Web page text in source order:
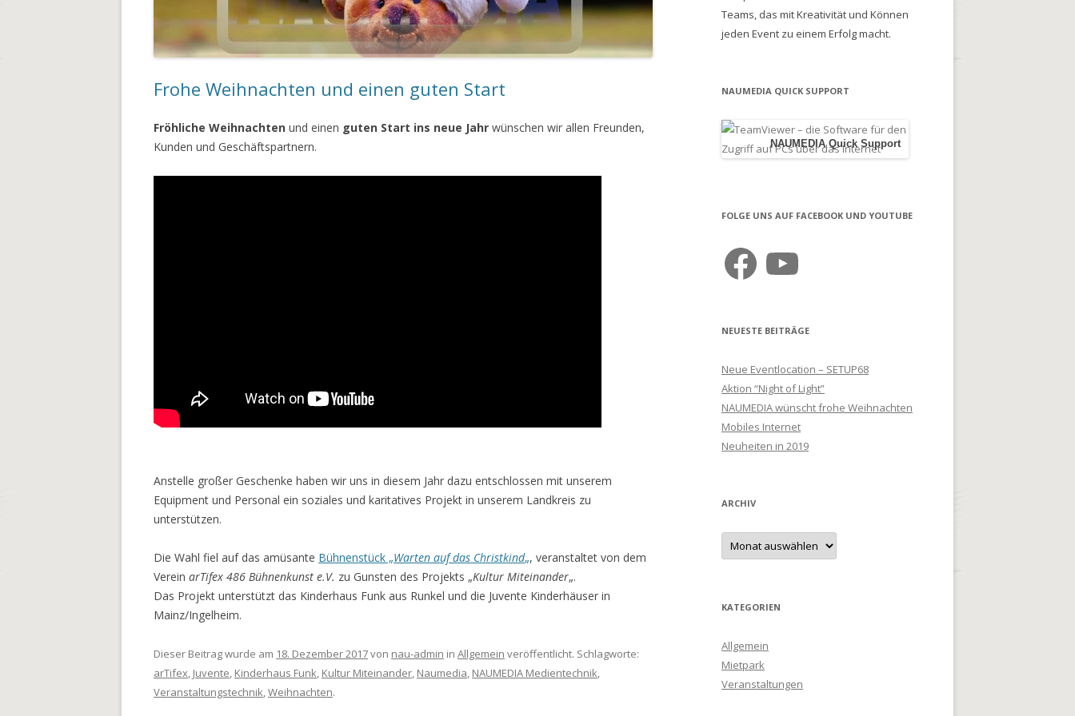
Frohe Weihnachten und einen guten Start
Fröhliche Weihnachten und einen guten Start ins neue Jahr wünschen wir allen Freunden,
Kunden und Geschäftspartnern.
Anstelle großer Geschenke haben wir uns in diesem Jahr dazu entschlossen mit unserem
Equipment und Personal ein soziales und karitatives Projekt in unserem Landkreis zu
unterstützen.
Die Wahl fiel auf das amüsante Bühnenstück „Warten auf das Christkind„, veranstaltet von dem
Verein arTifex 486 Bühnenkunst e.V. zu Gunsten des Projekts „Kultur Miteinander„.
Das Projekt unterstützt das Kinderhaus Funk aus Runkel und die Juvente Kinderhäuser in
Mainz/Ingelheim.
Dieser Beitrag wurde am 18. Dezember 2017von nau-admin in Allgemein veröffentlicht. Schlagworte:
arTifex, Juvente, Kinderhaus Funk, Kultur Miteinander, Naumedia, NAUMEDIA Medientechnik,
Veranstaltungstechnik,Weihnachten.
Teams, das mit Kreativität und Können
jeden Event zu einem Erfolg macht.
NAUMEDIA QUICK SUPPORT
NAUMEDIA Quick Support
FOLGE UNS AUF FACEBOOK UND YOUTUBE
FacebookYouTube
NEUESTE BEITRÄGE
Neue Eventlocation – SETUP68
Aktion “Night of Light”
NAUMEDIA wünscht frohe Weihnachten
Mobiles Internet
Neuheiten in 2019
ARCHIV
Archiv
KATEGORIEN
Allgemein
Mietpark
Veranstaltungen